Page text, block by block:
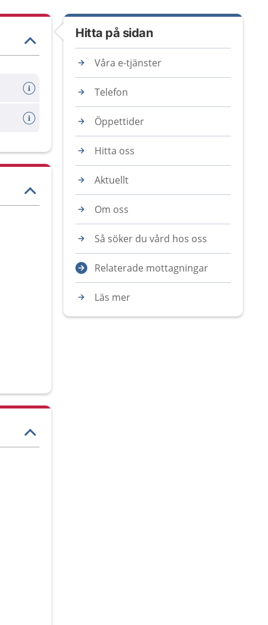
Hitta på sidan
Våra e-tjänster
Telefon
Öppettider
Hitta oss
Aktuellt
Om oss
Så söker du vård hos oss
Relaterade mottagningar
Läs mer